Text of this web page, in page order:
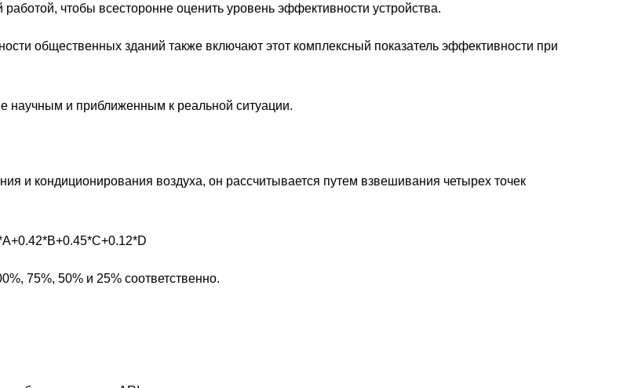
чтобы всесторонне оценить уровень эффективности устройства.
общественных зданий также включают этот комплексный показатель эффективности при
научным и приближенным к реальной ситуации.
и кондиционирования воздуха, он рассчитывается путем взвешивания четырех точек
75%, 50% и 25% соответственно.